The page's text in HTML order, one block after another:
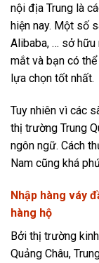
nội địa Trung là
hiện nay. Một số
Alibaba, … sở hữu
mắt và bạn có
lựa chọn tốt nhất.
Tuy nhiên vì các
thị trường Trung
ngôn ngữ. Cách
Nam cũng khá
Nhập hàng váy
hàng hộ
Bởi thị trường
Quảng Châu,